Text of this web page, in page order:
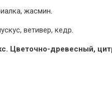
жасмин.
ветивер, кедр.
Цветочно-древесный,